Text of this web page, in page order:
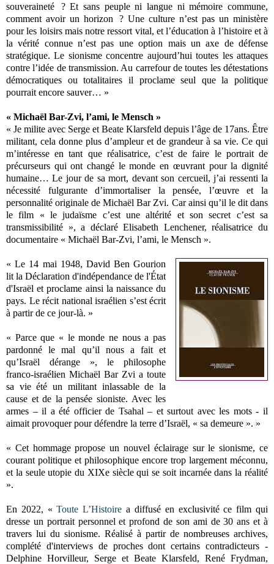
souveraineté ? Et sans peuple ni langue ni mémoire commune,
comment avoir un horizon ? Une culture n’est pas un ministère
pour les loisirs mais notre ressort vital, et l’éducation à l’histoire et à
la vérité connue n’est pas une option mais un axe de défense
stratégique. Le sionisme concentre aujourd’hui toutes les attaques
contre l’idée de transmission. Au carrefour de toutes les détestations
démocratiques ou totalitaires il proclame seul que la politique
pourrait encore sauver… »
« Michaël Bar-Zvi, l’ami, le Mensch »
« Je milite avec Serge et Beate Klarsfeld depuis l’âge de 17ans. Être
militant, cela donne plus d’ampleur et de grandeur à sa vie. Ce qui
m’intéresse en tant que réalisatrice, c’est de faire le portrait de
précurseurs qui ont changé le monde en œuvrant pour la dignité
humaine… Le jour de sa mort, devant son cercueil, j’ai ressenti la
nécessité fulgurante d’immortaliser la pensée, l’œuvre et la
personnalité originale de Michaël Bar Zvi. Car ainsi qu’il le dit dans
le film « le judaïsme c’est une altérité et son secret c’est sa
transmissibilité », a déclaré Elisabeth Lenchener, réalisatrice du
documentaire « Michaël Bar-Zvi, l’ami, le Mensch ».
« Le 14 mai 1948, David Ben Gourion
lit la Déclaration d'indépendance de l'État
d'Israël et proclame ainsi la naissance du
pays. Le récit national israélien s’est écrit
à partir de ce jour-là. »
« Parce que « le monde ne nous a pas
pardonné le mal qu’il nous a fait et
qu’Israël dérange », le philosophe
franco-israélien Michaël Bar Zvi a toute
sa vie été un militant inlassable de la
cause et de la pensée sioniste. Avec les
armes – il a été officier de Tsahal – et surtout avec les mots - il
aimait provoquer pour défendre la terre d’Israël, « sa demeure ». »
« Cet hommage propose un nouvel éclairage sur le sionisme, ce
courant politique et philosophique encore trop largement méconnu,
et la seule utopie du XIXe siècle qui se soit incarnée dans la réalité
».
En 2022, «Toute L’Histoire a diffusé en exclusivité ce film qui
dresse un portrait personnel et profond de son ami de 30 ans et à
travers lui du sionisme. Réalisé à partir de nombreuses archives,
complété d'interviews de proches dont certains contradicteurs -
Delphine Horvilleur, Serge et Beate Klarsfeld, René Frydman,